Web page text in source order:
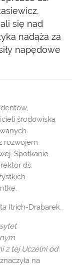
się nad
nadąża za
napędowe
środowiska
rozwojem
Spotkanie
ds.
Itrich-Drabarek.
z tej Uczelni od
na